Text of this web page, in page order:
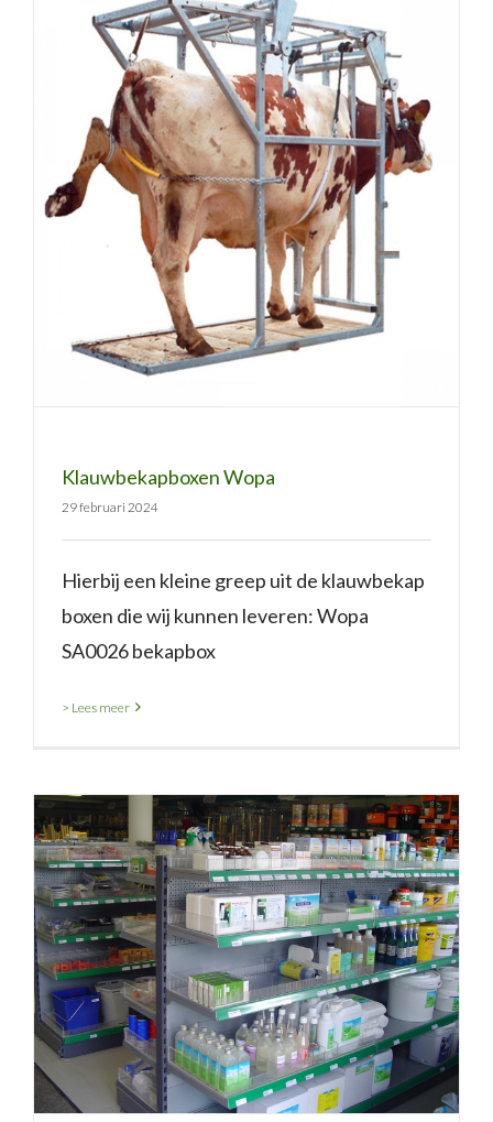
Klauwbekapboxen Wopa
Klauwbekapboxen Wopa
29 februari 2024
Hierbij een kleine greep uit de klauwbekap
boxen die wij kunnen leveren: Wopa
SA0026 bekapbox
> Lees meer
Enkele nieuwe artikelen